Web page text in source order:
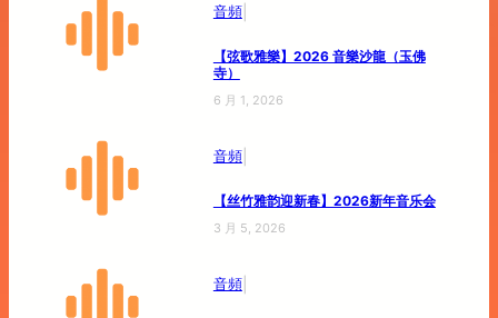
音頻|
【弦歌雅樂】2026 音樂沙龍（玉佛
寺）
6 月 1, 2026
音頻|
【丝竹雅韵迎新春】2026新年音乐会
3 月 5, 2026
音頻|